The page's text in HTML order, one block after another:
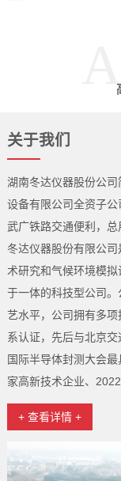
关于我们
湖南冬达仪器股份公
设备有限公司全资子
武广铁路交通便利，
冬达仪器股份有限公
术研究和气候环境模
于一体的科技型公司
艺水平，公司拥有多
系认证，先后与北京
国际半导体封测大会
家高新技术企业、
+ 查看详情 +